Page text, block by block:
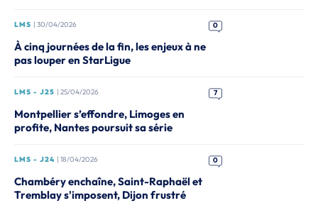
LMS | 30/04/2026 0
À cinq journées de la fin, les enjeux à ne
pas louper en StarLigue
LMS - J25 | 25/04/2026 7
Montpellier s’effondre, Limoges en
profite, Nantes poursuit sa série
LMS - J24 | 18/04/2026 0
Chambéry enchaîne, Saint-Raphaël et
Tremblay s'imposent, Dijon frustré